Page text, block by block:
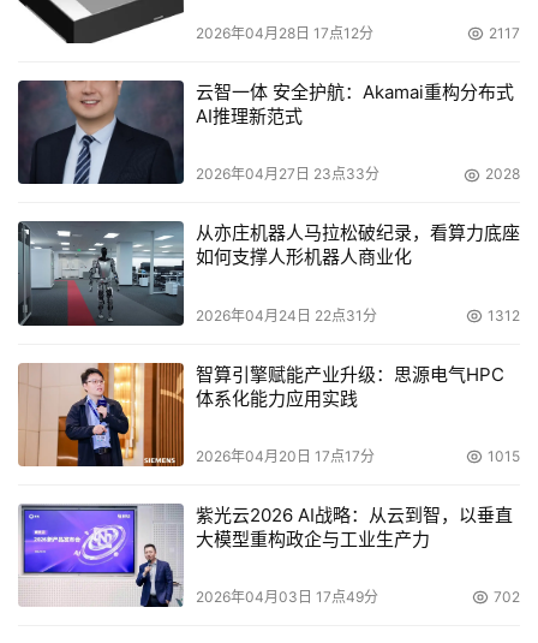
2026年04月28日 17点12分 2117
云智一体 安全护航：Akamai重构分布式
AI推理新范式
2026年04月27日 23点33分 2028
从亦庄机器人马拉松破纪录，看算力底座
如何支撑人形机器人商业化
2026年04月24日 22点31分 1312
智算引擎赋能产业升级：思源电气HPC
体系化能力应用实践
2026年04月20日 17点17分 1015
紫光云2026 AI战略：从云到智，以垂直
大模型重构政企与工业生产力
2026年04月03日 17点49分 702